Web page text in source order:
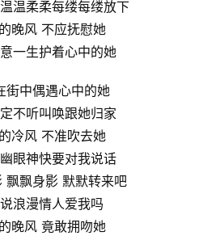
温柔柔每缕每缕放下
晚风 不应抚慰她
一生护着心中的她
街中偶遇心中的她
不听叫唤跟她归家
冷风 不准吹去她
眼神快要对我说话
飘飘身影 默默转来吧
浪漫情人爱我吗
晚风 竟敢拥吻她